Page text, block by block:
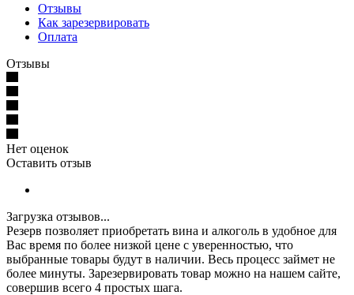
Отзывы
Как зарезервировать
Оплата
Отзывы
Нет оценок
Оставить отзыв
Загрузка отзывов...
Резерв позволяет приобретать вина и алкоголь в удобное для
Вас время по более низкой цене с уверенностью, что
выбранные товары будут в наличии. Весь процесс займет не
более минуты. Зарезервировать товар можно на нашем сайте,
совершив всего 4 простых шага.